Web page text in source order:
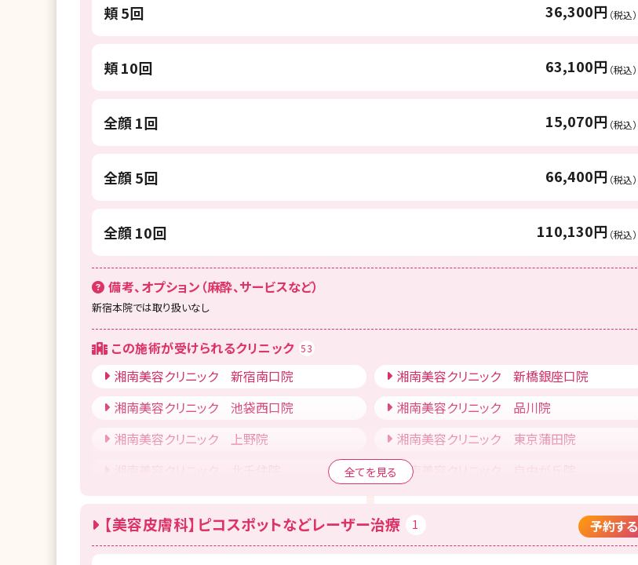
頬 5回 36,300円 （税込）
頬 10回 63,100円 （税込）
全顔 1回 15,070円 （税込）
全顔 5回 66,400円 （税込）
全顔 10回 110,130円 （税込）
備考、オプション（麻酔、サービスなど）
新宿本院では取り扱いなし
この施術が受けられるクリニック 53
湘南美容クリニック 新宿南口院
湘南美容クリニック 新橋銀座口院
湘南美容クリニック 池袋西口院
湘南美容クリニック 品川院
湘南美容クリニック 上野院
湘南美容クリニック 東京蒲田院
湘南美容クリニック 北千住院
湘南美容クリニック 自由が丘院
湘南美容クリニック 仙台院
湘南美容クリニック 福島院
全てを見る
【美容皮膚科】ピコスポットなどレーザー治療 1 予約する